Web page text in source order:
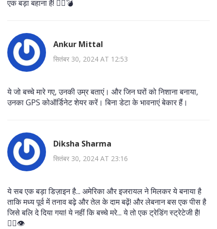
एक बड़ा बहाना है! 🤷‍♀️💣
Ankur Mittal
सितंबर 30, 2024 AT 12:53
ये जो बच्चे मारे गए, उनकी उम्र बताएं। और जिन घरों को निशाना बनाया,
उनका GPS कोऑर्डिनेट शेयर करें। बिना डेटा के भावनाएं बेकार हैं।
Diksha Sharma
सितंबर 30, 2024 AT 23:16
ये सब एक बड़ा डिज़ाइन है... अमेरिका और इजरायल ने मिलकर ये बनाया है
ताकि मध्य पूर्व में तनाव बढ़े और तेल के दाम बढ़ें! और लेबनान बस एक पीस है
जिसे बलि दे दिया गया! ये नहीं कि बच्चे मरे... ये तो एक ट्रेडिंग स्ट्रेटेजी है!
🕵️‍♀️👁️